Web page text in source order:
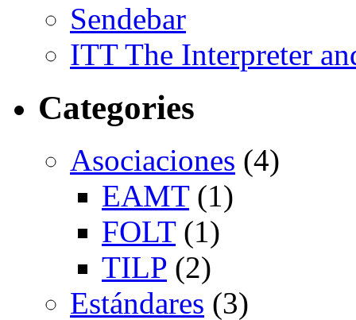
Sendebar
ITT The Interpreter
Categories
Asociaciones (4)
EAMT(1)
FOLT(1)
TILP (2)
Estándares (3)